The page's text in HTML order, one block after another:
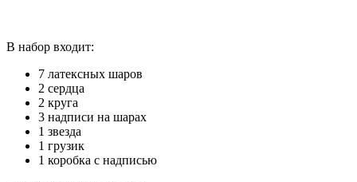
В набор входит:
7 латексных шаров
2 сердца
2 круга
3 надписи на шарах
1 звезда
1 грузик
1 коробка с надписью